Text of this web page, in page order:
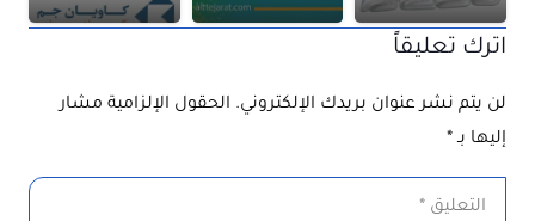
اترك تعليقاً
لن يتم نشر عنوان بريدك الإلكتروني. الحقول الإلزامية مشار
إليها بـ*